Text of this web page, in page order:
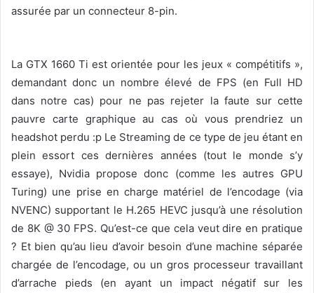
assurée par un connecteur 8-pin.
La GTX 1660 Ti est orientée pour les jeux « compétitifs »,
demandant donc un nombre élevé de FPS (en Full HD
dans notre cas) pour ne pas rejeter la faute sur cette
pauvre carte graphique au cas où vous prendriez un
headshot perdu :p Le Streaming de ce type de jeu étant en
plein essort ces dernières années (tout le monde s’y
essaye), Nvidia propose donc (comme les autres GPU
Turing) une prise en charge matériel de l’encodage (via
NVENC) supportant le H.265 HEVC jusqu’à une résolution
de 8K @ 30 FPS. Qu’est-ce que cela veut dire en pratique
? Et bien qu’au lieu d’avoir besoin d’une machine séparée
chargée de l’encodage, ou un gros processeur travaillant
d’arrache pieds (en ayant un impact négatif sur les